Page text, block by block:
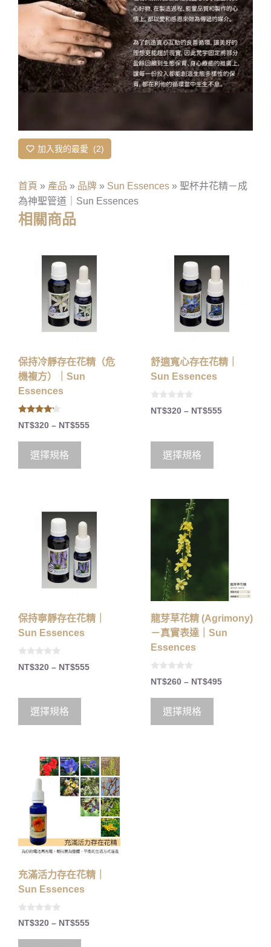
加入我的最愛 2
首頁 » 產品 » 品牌 » Sun Essences » 聖杯井花精－成
為神聖管道｜Sun Essences
相關商品
保持冷靜存在花精（危
機複方）｜Sun
Essences
4.00
out of 5
NT$320 – NT$555
選擇規格
舒適寬心存在花精｜
Sun Essences
0
oNT$320 – NT$555
選擇規格
保持寧靜存在花精｜
Sun Essences
0
o
NT$320 – NT$555
選擇規格
龍芽草花精 (Agrimony)
－真實表達｜Sun
Essences
0
o
t
5
NT$260 – NT$495
選擇規格
充滿活力存在花精｜
Sun Essences
0
oNT$320 – NT$555